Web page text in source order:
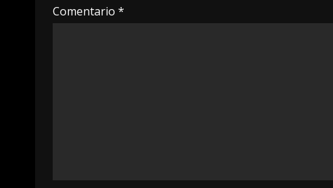
Comentario *